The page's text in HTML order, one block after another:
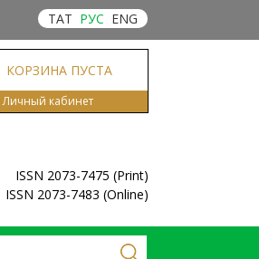
ТАТ РУС ENG
КОРЗИНА ПУСТА
Личный кабинет
ISSN 2073-7475 (Print)
ISSN 2073-7483 (Online)